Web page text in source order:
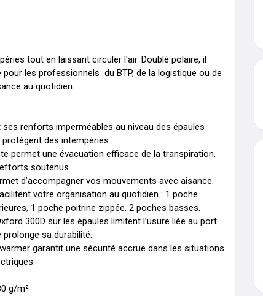
tout en laissant circuler l'air. Doublé polaire, il
les professionnels  du BTP, de la logistique ou de
au quotidien.
renforts imperméables au niveau des épaules
protègent des intempéries.
permet une évacuation efficace de la transpiration,
soutenus.
d’accompagner vos mouvements avec aisance.
votre organisation au quotidien : 1 poche
1 poche poitrine zippée, 2 poches basses.
300D sur les épaules limitent l’usure liée au port
sa durabilité.
garantit une sécurité accrue dans les situations
g/m²